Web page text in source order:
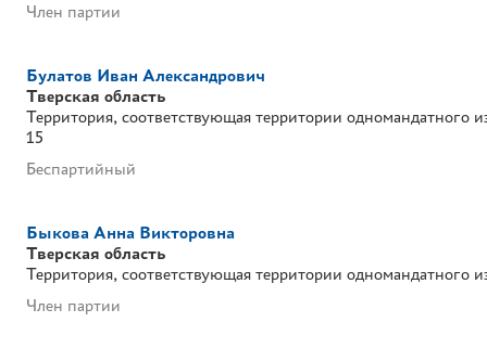
Член партии
Булатов Иван Александрович
Тверская область
Территория, соответствующая территории
15
Беспартийный
Быкова Анна Викторовна
Тверская область
Территория, соответствующая территории
Член партии